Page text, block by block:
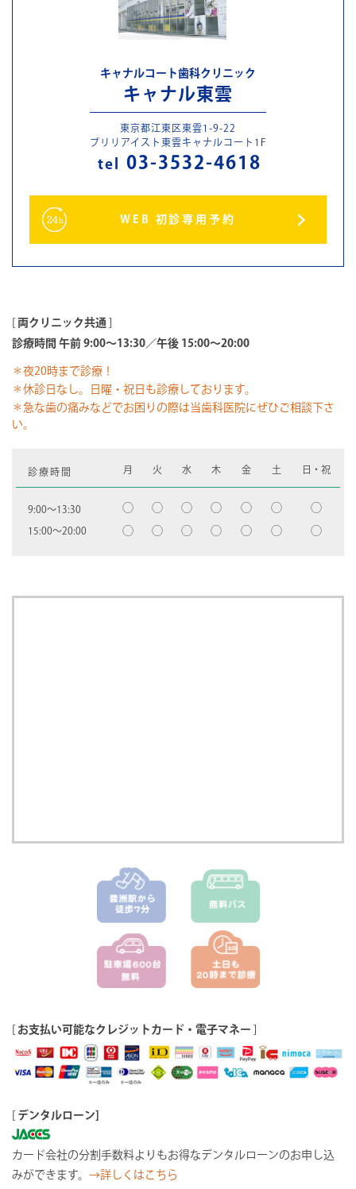
キャナルコート歯科クリニック
キャナル東雲
東京都江東区東雲1-9-22
ブリリアイスト東雲キャナルコート1F
tel 03-3532-4618
WEB 初診専用予約
[ 両クリニック共通 ]
診療時間 午前 9:00～13:30／午後 15:00～20:00
＊夜20時まで診療！
＊休診日なし。日曜・祝日も診療しております。
＊急な歯の痛みなどでお困りの際は当歯科医院にぜひご相談下さ
い。
診療時間 月 火 水 木 金 土 日・祝
9:00〜13:30 ◯ ◯ ◯ ◯ ◯ ◯ ◯
15:00〜20:00 ◯ ◯ ◯ ◯ ◯ ◯ ◯
お支払い可能なクレジットカード・電子マネー
デンタルローン]
カード会社の分割手数料よりもお得なデンタルローンのお申し込
みができます。 →詳しくはこちら